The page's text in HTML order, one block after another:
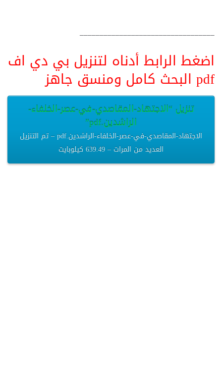
__________________________________
اضغط الرابط أدناه لتنزيل بي دي اف
pdf البحث كامل ومنسق جاهز
تنزيل “الاجتهاد-المقاصدي-في-عصر-الخلفاء-
الراشدين.pdf”
الاجتهاد-المقاصدي-في-عصر-الخلفاء-الراشدين.pdf – تم التنزيل
العديد من المرات – 639.49 كيلوبايت